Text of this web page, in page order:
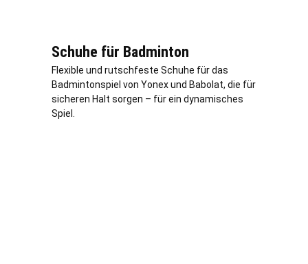
Schuhe für Badminton
Flexible und rutschfeste Schuhe für das
Badmintonspiel von Yonex und Babolat, die für
sicheren Halt sorgen – für ein dynamisches
Spiel.